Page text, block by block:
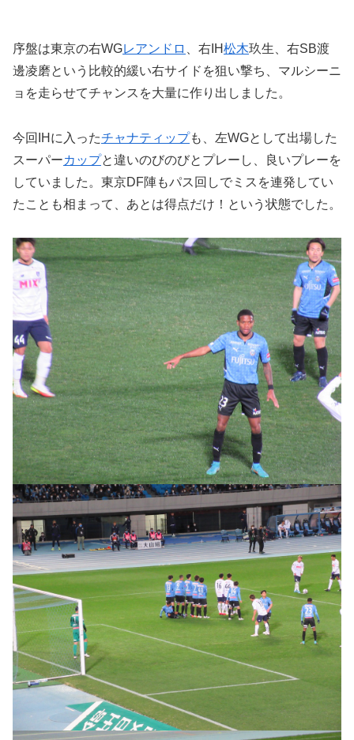
序盤は東京の右WGレアンドロ 、右IH松木玖生、右SB渡
邊凌磨という比較的緩い右サイドを狙い撃ち、マルシーニ
ョを走らせてチャンスを大量に作り出しました。
今回IHに入ったチャナティップも、左WGとして出場した
スーパーカップと違いのびのびとプレーし、良いプレーを
していました。東京DF陣もパス回しでミスを連発してい
たことも相まって、あとは得点だけ！という状態でした。